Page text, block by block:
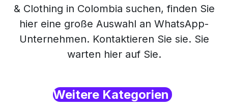
& Clothing in Colombia suchen, finden Sie
hier eine große Auswahl an WhatsApp-
Unternehmen. Kontaktieren Sie sie. Sie
warten hier auf Sie.
Weitere Kategorien